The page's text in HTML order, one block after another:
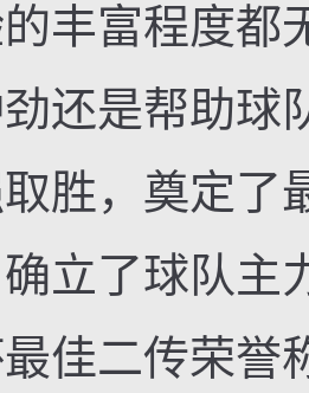
丰富程度都
还是帮助球
胜，奠定了
立了球队主
佳二传荣誉